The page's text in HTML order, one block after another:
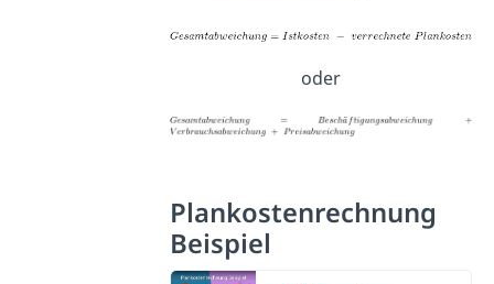
oder
Plankostenrechnung
Beispiel